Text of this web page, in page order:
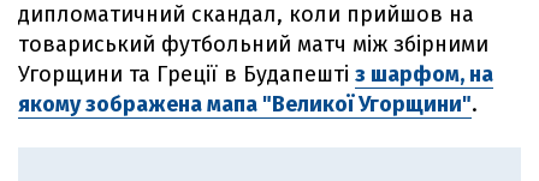
дипломатичний скандал, коли прийшов на
товариський футбольний матч між збірними
Угорщини та Греції в Будапешті з шарфом, на
якому зображена мапа "Великої Угорщини".